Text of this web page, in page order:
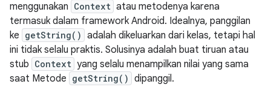
menggunakan Context atau metodenya karena
termasuk dalam framework Android. Idealnya, panggilan
ke getString() adalah dikeluarkan dari kelas, tetapi hal
ini tidak selalu praktis. Solusinya adalah buat tiruan atau
stub Context yang selalu menampilkan nilai yang sama
saat Metode getString() dipanggil.